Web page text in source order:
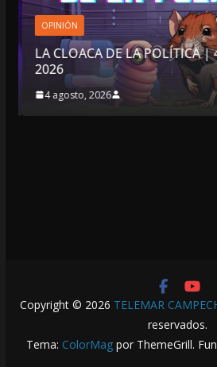
OPINIÓN
LA CLOACA DE LA POLÍTICA |
2026
4 agosto, 2026
Copyright © 2026 TELEMAR
reservados.
Tema: ColorMag por ThemeGrill.